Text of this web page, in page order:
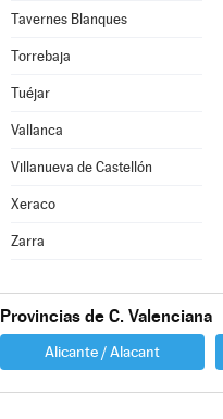
Tavernes Blanques
Torrebaja
Tuéjar
Vallanca
Villanueva de Castellón
Xeraco
Zarra
Provincias de C. Valenciana
Alicante / Alacant